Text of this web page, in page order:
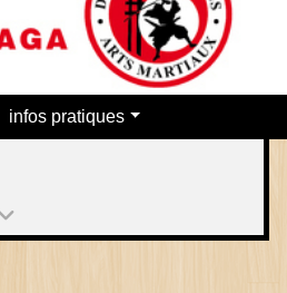
infos pratiques